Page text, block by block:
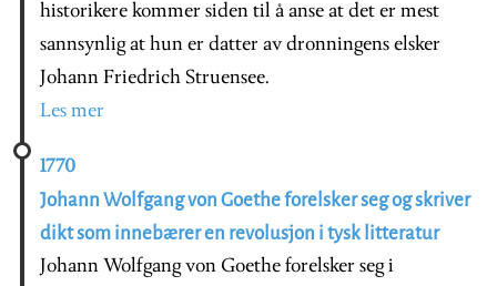
historikere kommer siden til å anse at det er mest
sannsynlig at hun er datter av dronningens elsker
Johann Friedrich Struensee.
Les mer
1770
Johann Wolfgang von Goethe forelsker seg og skriver
dikt som innebærer en revolusjon i tysk litteratur
Johann Wolfgang von Goethe forelsker seg i